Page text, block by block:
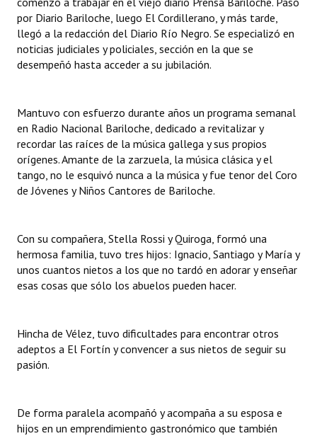
por Diario Bariloche, luego El Cordillerano, y más tarde,
llegó a la redacción del Diario Río Negro. Se especializó en
noticias judiciales y policiales, sección en la que se
desempeñó hasta acceder a su jubilación.
Mantuvo con esfuerzo durante años un programa semanal
en Radio Nacional Bariloche, dedicado a revitalizar y
recordar las raíces de la música gallega y sus propios
orígenes. Amante de la zarzuela, la música clásica y el
tango, no le esquivó nunca a la música y fue tenor del Coro
de Jóvenes y Niños Cantores de Bariloche.
Con su compañera, Stella Rossi y Quiroga, formó una
hermosa familia, tuvo tres hijos: Ignacio, Santiago y María y
unos cuantos nietos a los que no tardó en adorar y enseñar
esas cosas que sólo los abuelos pueden hacer.
Hincha de Vélez, tuvo dificultades para encontrar otros
adeptos a El Fortín y convencer a sus nietos de seguir su
pasión.
De forma paralela acompañó y acompaña a su esposa e
hijos en un emprendimiento gastronómico que también